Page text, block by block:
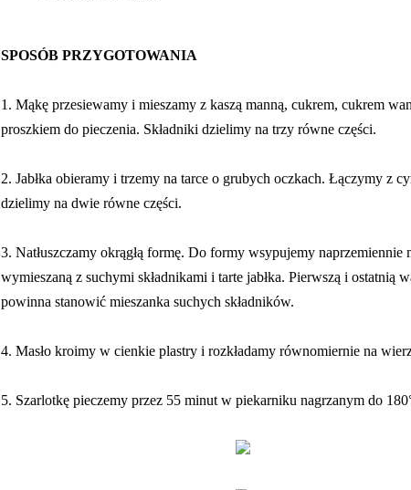
SPOSÓB PRZYGOTOWANIA
1. Mąkę przesiewamy i mieszamy z kaszą manną, cukrem, cukrem
proszkiem do pieczenia. Składniki dzielimy na trzy równe części.
2. Jabłka obieramy i trzemy na tarce o grubych oczkach. Łączymy z
dzielimy na dwie równe części.
3. Natłuszczamy okrągłą formę. Do formy wsypujemy naprzemiennie
wymieszaną z suchymi składnikami i tarte jabłka. Pierwszą i ostatnią
powinna stanowić mieszanka suchych składników.
4. Masło kroimy w cienkie plastry i rozkładamy równomiernie na
5. Szarlotkę pieczemy przez 55 minut w piekarniku nagrzanym do